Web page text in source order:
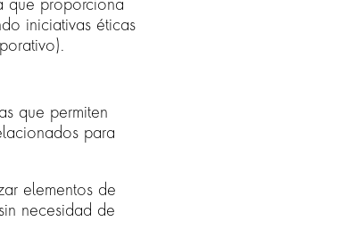
que proporciona
iniciativas éticas
que permiten
para
elementos de
necesidad de